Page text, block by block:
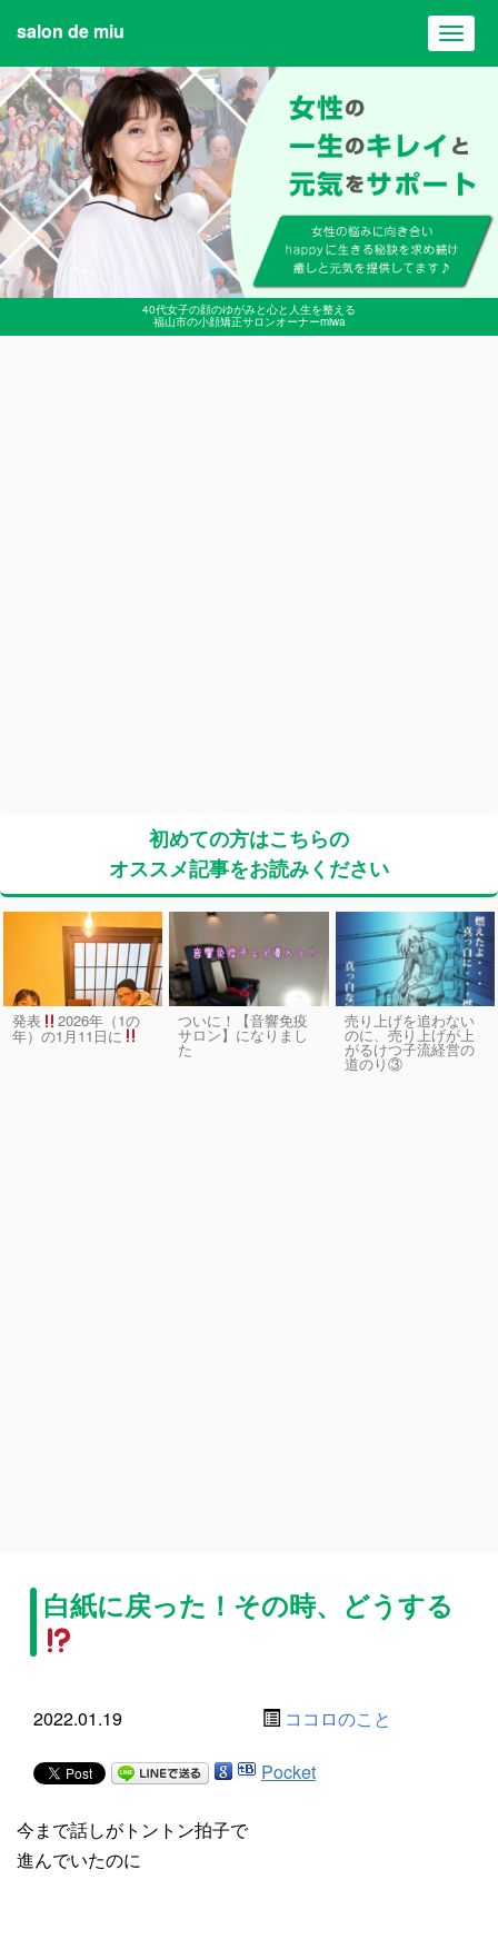
40代女子の顔のゆがみと心と人生を整える
福山市の小顔矯正サロンオーナーmiwa
salon de miu
初めての方はこちらの
オススメ記事をお読みください
発表 2026年（1の
年）の1月11日に
ついに！【音響免疫
サロン】になりまし
た
売り上げを追わない
のに、売り上げが上
がるけつ子流経営の
道のり③
白紙に戻った！その時、どうする
2022.01.19 ココロのこと
Pocket
今まで話しがトントン拍子で
進んでいたのに